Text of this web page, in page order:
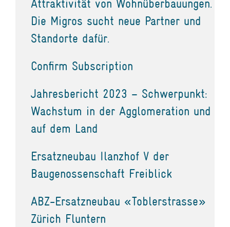
Attraktivität von Wohnüberbauungen.
Die Migros sucht neue Partner und
Standorte dafür.
Confirm Subscription
Jahresbericht 2023 – Schwerpunkt:
Wachstum in der Agglomeration und
auf dem Land
Ersatzneubau Ilanzhof V der
Baugenossenschaft Freiblick
ABZ-Ersatzneubau «Toblerstrasse»
Zürich Fluntern